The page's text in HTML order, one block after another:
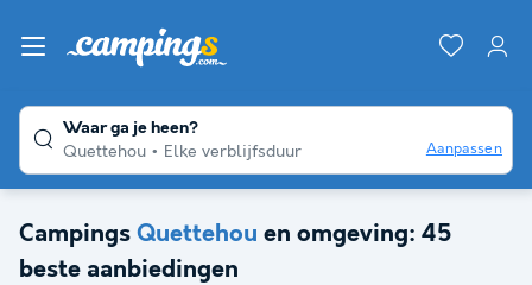
Waar ga je heen?
Quettehou
Elke verblijfsduur Aanpassen
Campings Quettehou en omgeving: 45
beste aanbiedingen